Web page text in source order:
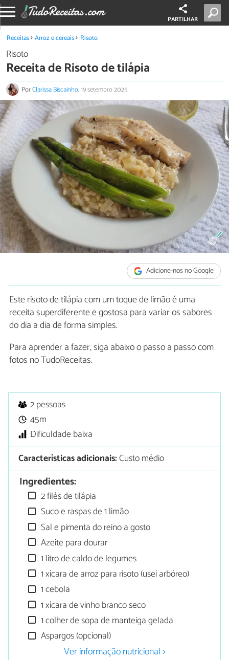
PARTILHAR
Receitas Arroz e cereais Risoto
Risoto
Receita de Risoto de tilápia
PorClarissa Biscainho.19 setembro 2025
Adicione-nos no Google
Este risoto de tilápia com um toque de limão é uma
receita superdiferente e gostosa para variar os sabores
do dia a dia de forma simples.
Para aprender a fazer, siga abaixo o passo a passo com
fotos no TudoReceitas.
2 pessoas
45m
Dificuldade baixa
Características adicionais:Custo médio
Ingredientes:
2 filés de tilápia
Suco e raspas de 1 limão
Sal e pimenta do reino a gosto
Azeite para dourar
1 litro de caldo de legumes
1 xícara de arroz para risoto (usei arbóreo)
1 cebola
1 xícara de vinho branco seco
1 colher de sopa de manteiga gelada
Aspargos (opcional)
Ver informação nutricional >